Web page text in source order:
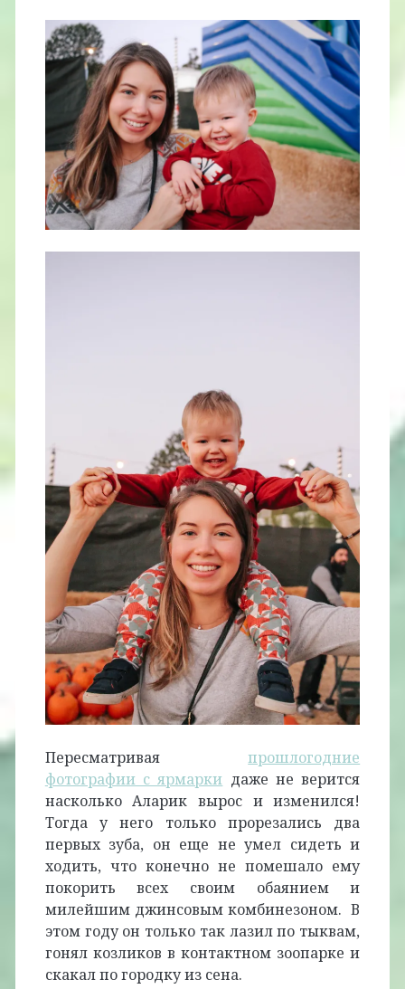
Пересматриваяпрошлогодние
фотографии с ярмарки даже не верится
насколько Аларик вырос и изменился!
Тогда у него только прорезались два
первых зуба, он еще не умел сидеть и
ходить, что конечно не помешало ему
покорить всех своим обаянием и
милейшим джинсовым комбинезоном. В
этом году он только так лазил по тыквам,
гонял козликов в контактном зоопарке и
скакал по городку из сена.